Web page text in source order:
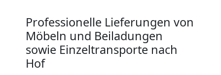
Professionelle Lieferungen von
Möbeln und Beiladungen
sowie Einzeltransporte nach
Hof
Wiener
Neustadt